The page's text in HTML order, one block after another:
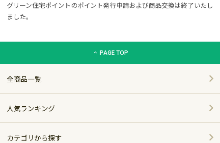
グリーン住宅ポイントのポイント発行申請および商品交換は終了いたし
ました。
グリーン住宅ポイント交換商品カタログサイト「エコdeギフ
PAGE TOP
全商品一覧
人気ランキング
カテゴリから探す